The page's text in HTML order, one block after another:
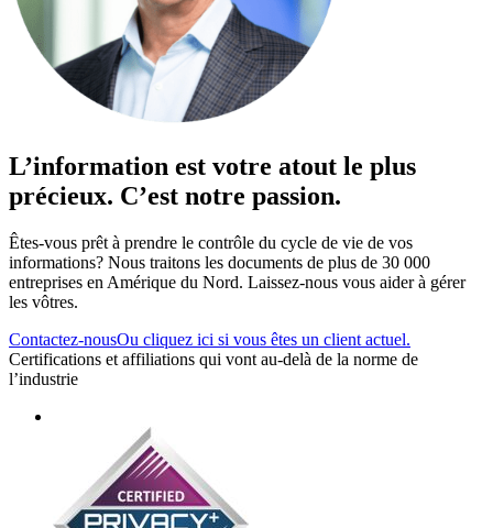
L’information est votre atout le plus
précieux. C’est notre passion.
Êtes-vous prêt à prendre le contrôle du cycle de vie de vos
informations? Nous traitons les documents de plus de 30 000
entreprises en Amérique du Nord. Laissez-nous vous aider à gérer
les vôtres.
Contactez-nousOu cliquez ici si vous êtes un client actuel.
Certifications et affiliations qui vont au-delà de la norme de
l’industrie